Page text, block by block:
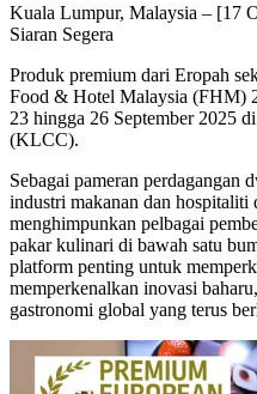
Kuala Lumpur, Malaysia – [17
Siaran Segera
Produk premium dari Eropah
Food & Hotel Malaysia (FHM)
23 hingga 26 September 2025
(KLCC).
Sebagai pameran perdagangan
industri makanan dan
menghimpunkan pelbagai
pakar kulinari di bawah satu
platform penting untuk
memperkenalkan inovasi
gastronomi global yang terus